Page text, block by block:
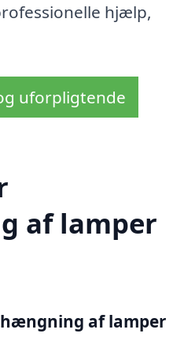
hjælp,
uforpligtende
af lamper
af lamper